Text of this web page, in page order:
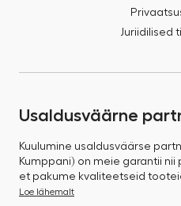
Juriidilised
Usaldusväärne
Kuulumine usaldusväärse
Kumppani) on meie garantii
et pakume kvaliteetseid
Loe lähemalt